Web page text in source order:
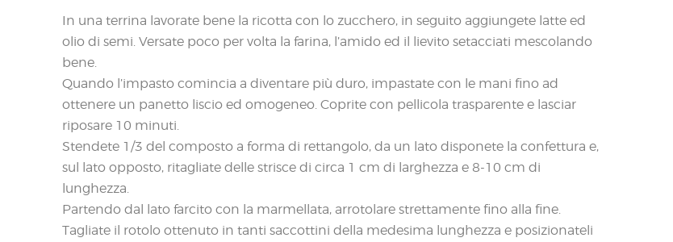
In una terrina lavorate bene la ricotta con lo zucchero, in seguito aggiungete latte ed
olio di semi. Versate poco per volta la farina, l’amido ed il lievito setacciati mescolando
bene.
Quando l’impasto comincia a diventare più duro, impastate con le mani fino ad
ottenere un panetto liscio ed omogeneo. Coprite con pellicola trasparente e lasciar
riposare 10 minuti.
Stendete 1/3 del composto a forma di rettangolo, da un lato disponete la confettura e,
sul lato opposto, ritagliate delle strisce di circa 1 cm di larghezza e 8-10 cm di
lunghezza.
Partendo dal lato farcito con la marmellata, arrotolare strettamente fino alla fine.
Tagliate il rotolo ottenuto in tanti saccottini della medesima lunghezza e posizionateli